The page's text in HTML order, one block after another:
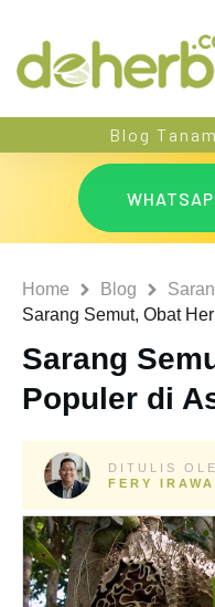
Blog
Home Blog
Sarang
Populer di
DITULIS
FERY